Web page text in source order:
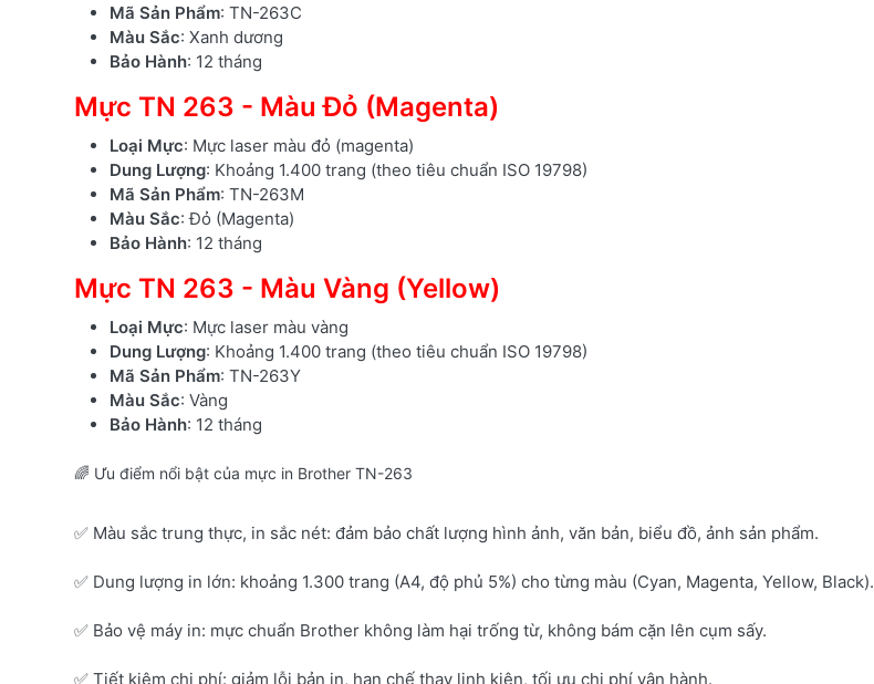
Mã Sản Phẩm: TN-263C
Màu Sắc: Xanh dương
Bảo Hành: 12 tháng
Mực TN 263 - Màu Đỏ (Magenta)
Loại Mực: Mực laser màu đỏ (magenta)
Dung Lượng: Khoảng 1.400 trang (theo tiêu chuẩn ISO 19798)
Mã Sản Phẩm: TN-263M
Màu Sắc: Đỏ (Magenta)
Bảo Hành: 12 tháng
Mực TN 263 - Màu Vàng (Yellow)
Loại Mực: Mực laser màu vàng
Dung Lượng: Khoảng 1.400 trang (theo tiêu chuẩn ISO 19798)
Mã Sản Phẩm: TN-263Y
Màu Sắc: Vàng
Bảo Hành: 12 tháng
🌈 Ưu điểm nổi bật của mực in Brother TN-263
✅ Màu sắc trung thực, in sắc nét: đảm bảo chất lượng hình ảnh, văn bản, biểu đồ, ảnh sản phẩm.
✅ Dung lượng in lớn: khoảng 1.300 trang (A4, độ phủ 5%) cho từng màu (Cyan, Magenta, Yellow, Black).
✅ Bảo vệ máy in: mực chuẩn Brother không làm hại trống từ, không bám cặn lên cụm sấy.
✅ Tiết kiệm chi phí: giảm lỗi bản in, hạn chế thay linh kiện, tối ưu chi phí vận hành.